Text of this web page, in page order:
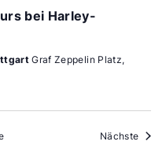
bei Harley-
Graf Zeppelin Platz,
Nächste